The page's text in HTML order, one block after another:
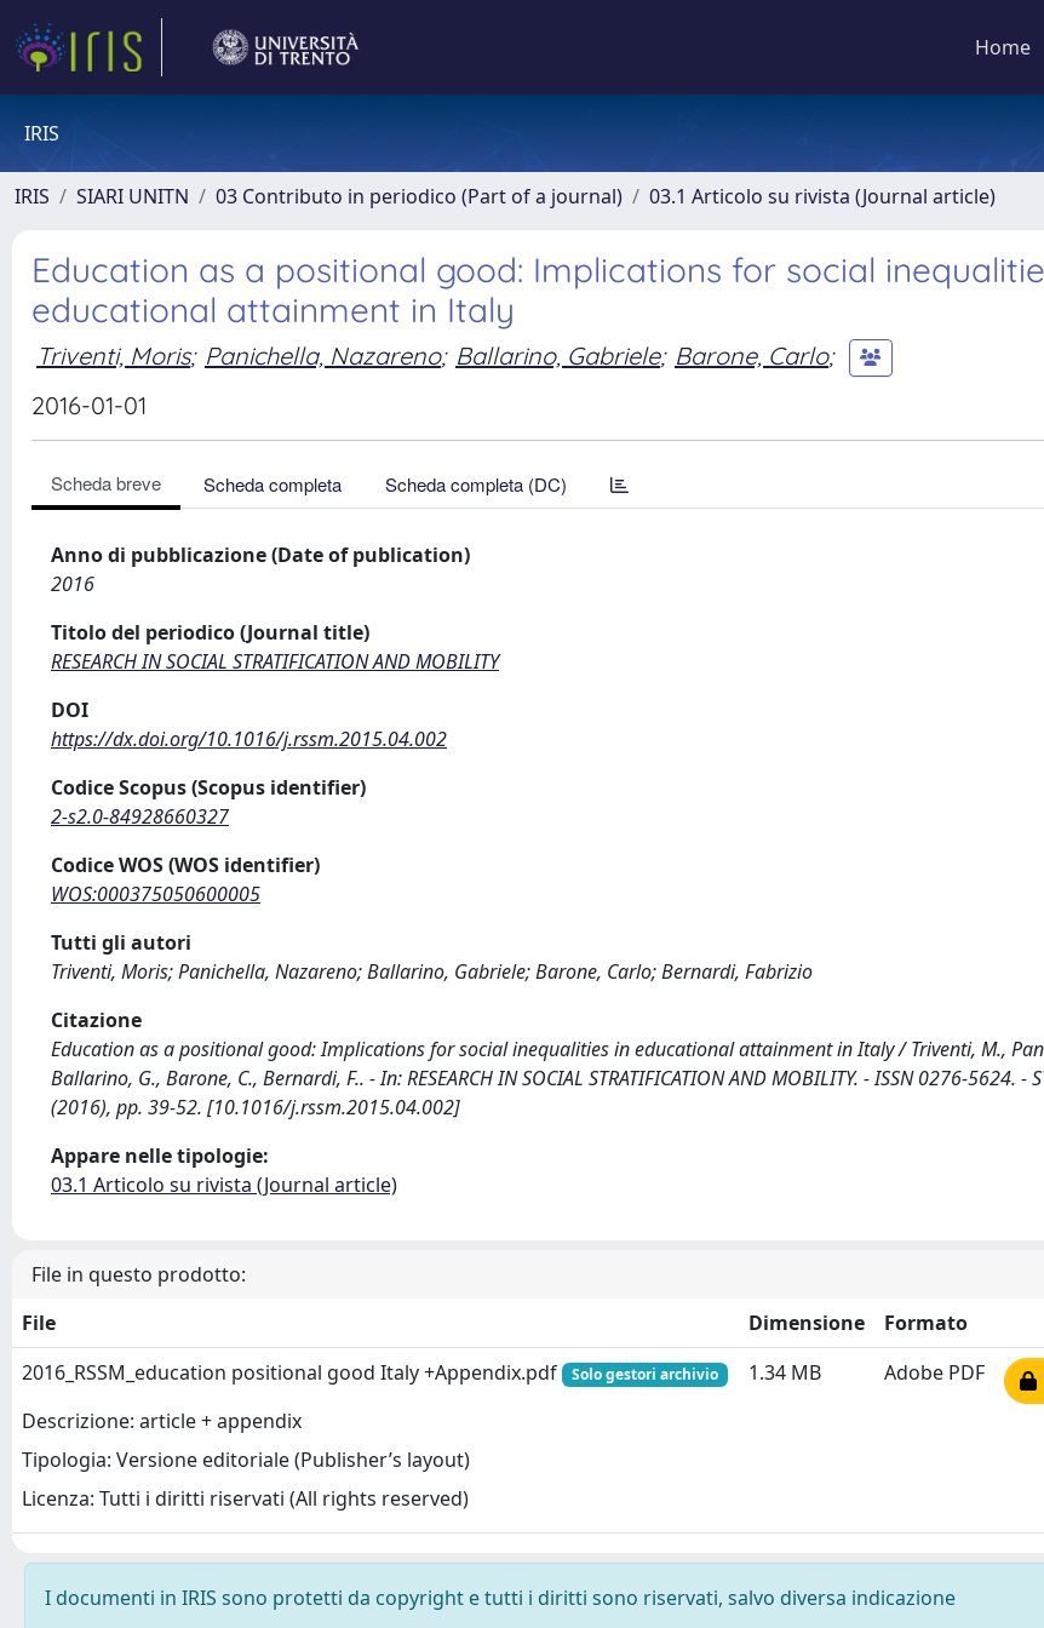
Home
IRIS
IRIS SIARI UNITN 03 Contributo in periodico (Part of a journal) 03.1 Articolo su rivista (Journal article)
Education as a positional good: Implications for social
educational attainment in Italy
Triventi, Moris; Panichella, Nazareno; Ballarino, Gabriele; Barone, Carlo;
2016-01-01
Scheda breve Scheda completa Scheda completa (DC)
Anno di pubblicazione (Date of publication)
2016
Titolo del periodico (Journal title)
RESEARCH IN SOCIAL STRATIFICATION AND MOBILITY
DOI
https://dx.doi.org/10.1016/j.rssm.2015.04.002
Codice Scopus (Scopus identifier)
2-s2.0-84928660327
Codice WOS (WOS identifier)
WOS:000375050600005
Tutti gli autori
Triventi, Moris; Panichella, Nazareno; Ballarino, Gabriele; Barone, Carlo; Bernardi, Fabrizio
Citazione
Education as a positional good: Implications for social inequalities in educational attainment in Italy / Triventi, M.,
Ballarino, G., Barone, C., Bernardi, F.. - In: RESEARCH IN SOCIAL STRATIFICATION AND MOBILITY. - ISSN 0276-5624. -
(2016), pp. 39-52. [10.1016/j.rssm.2015.04.002]
Appare nelle tipologie:
03.1 Articolo su rivista (Journal article)
File in questo prodotto:
File
Dimensione
Formato
2016_RSSM_education positional good Italy +Appendix.pdf
Solo gestori archivio
Descrizione: article + appendix
Tipologia: Versione editoriale (Publisher’s layout)
Licenza: Tutti i diritti riservati (All rights reserved)
1.34 MB Adobe PDF
I documenti in IRIS sono protetti da copyright e tutti i diritti sono riservati, salvo diversa indicazione